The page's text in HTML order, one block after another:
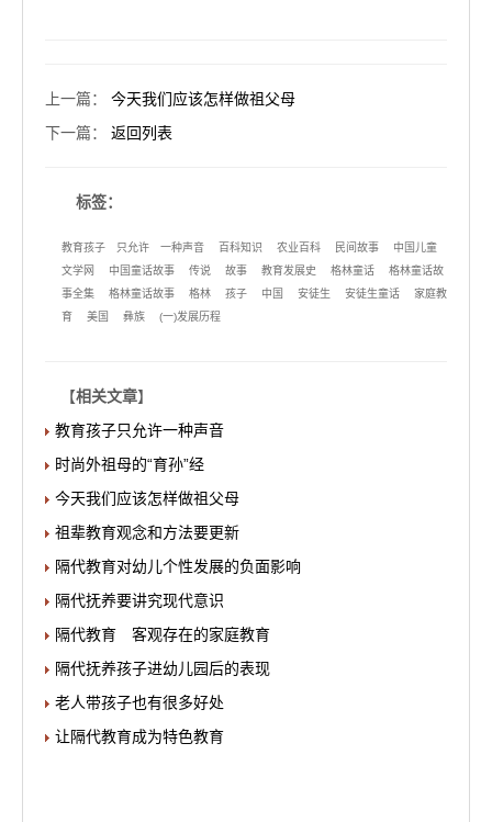
上一篇： 今天我们应该怎样做祖父母
下一篇： 返回列表
标签：
教育孩子 只允许 一种声音 百科知识 农业百科 民间故事
中国儿童
文学网
中国童话故事 传说 故事 教育发展史 格林童话
格林童话故
事全集
格林童话故事 格林 孩子 中国 安徒生 安徒生童话
家庭教
育
美国 彝族 (一)发展历程
【相关文章】
教育孩子只允许一种声音
时尚外祖母的“育孙”经
今天我们应该怎样做祖父母
祖辈教育观念和方法要更新
隔代教育对幼儿个性发展的负面影响
隔代抚养要讲究现代意识
隔代教育 客观存在的家庭教育
隔代抚养孩子进幼儿园后的表现
老人带孩子也有很多好处
让隔代教育成为特色教育